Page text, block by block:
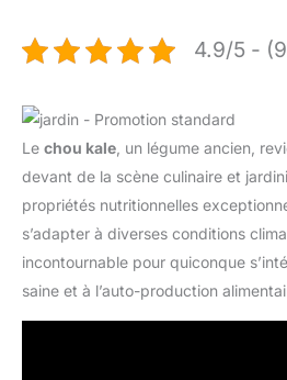
4.9/5 -
Le chou kale, un légume ancien,
devant de la scène culinaire et
propriétés nutritionnelles
s’adapter à diverses conditions
incontournable pour quiconque
saine et à l’auto-production